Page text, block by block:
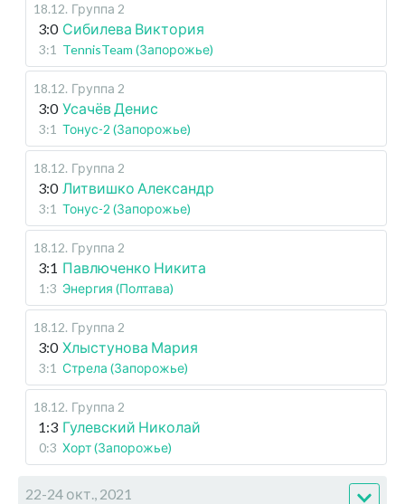
18.12. Группа 2
3:0 Сибилева Виктория
3:1 TennisTeam (Запорожье)
18.12. Группа 2
3:0 Усачёв Денис
3:1 Тонус-2 (Запорожье)
18.12. Группа 2
3:0 Литвишко Александр
3:1 Тонус-2 (Запорожье)
18.12. Группа 2
3:1 Павлюченко Никита
1:3 Энергия (Полтава)
18.12. Группа 2
3:0 Хлыстунова Мария
3:1 Стрела (Запорожье)
18.12. Группа 2
1:3 Гулевский Николай
0:3 Хорт (Запорожье)
22-24 окт., 2021